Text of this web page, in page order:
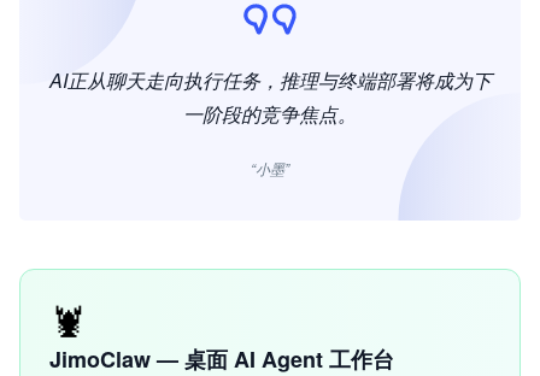
AI正从聊天走向执行任务，推理与终端部署将成为下
一阶段的竞争焦点。
“小墨”
🦞
JimoClaw — 桌面 AI Agent 工作台